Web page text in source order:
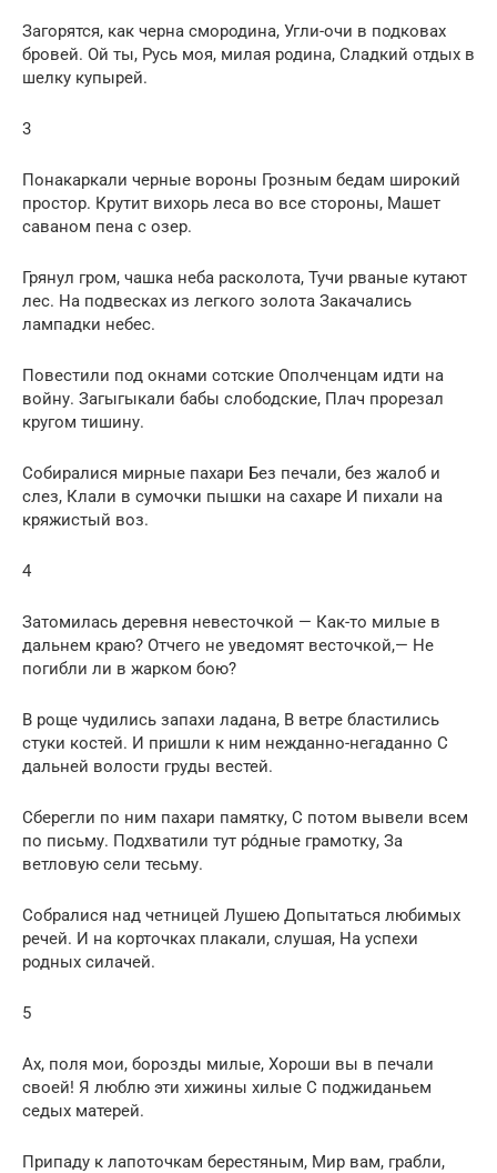
Загорятся, как черна смородина, Угли-очи в подковах
бровей. Ой ты, Русь моя, милая родина, Сладкий отдых в
шелку купырей.
3
Понакаркали черные вороны Грозным бедам широкий
простор. Крутит вихорь леса во все стороны, Машет
саваном пена с озер.
Грянул гром, чашка неба расколота, Тучи рваные кутают
лес. На подвесках из легкого золота Закачались
лампадки небес.
Повестили под окнами сотские Ополченцам идти на
войну. Загыгыкали бабы слободские, Плач прорезал
кругом тишину.
Собиралися мирные пахари Без печали, без жалоб и
слез, Клали в сумочки пышки на сахаре И пихали на
кряжистый воз.
4
Затомилась деревня невесточкой — Как-то милые в
дальнем краю? Отчего не уведомят весточкой,— Не
погибли ли в жарком бою?
В роще чудились запахи ладана, В ветре бластились
стуки костей. И пришли к ним нежданно-негаданно С
дальней волости груды вестей.
Сберегли по ним пахари памятку, С потом вывели всем
по письму. Подхватили тут ро́дные грамотку, За
ветловую сели тесьму.
Собралися над четницей Лушею Допытаться любимых
речей. И на корточках плакали, слушая, На успехи
родных силачей.
5
Ах, поля мои, борозды милые, Хороши вы в печали
своей! Я люблю эти хижины хилые С поджиданьем
седых матерей.
Припаду к лапоточкам берестяным, Мир вам, грабли,